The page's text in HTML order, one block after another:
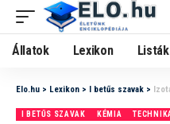
Állatok Lexikon Listák
Elo.hu > Lexikon > I betűs szavak >
I BETŰS SZAVAK KÉMIA